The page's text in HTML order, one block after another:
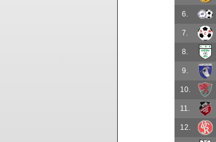
6.
7.
8.
9.
10.
11.
12.